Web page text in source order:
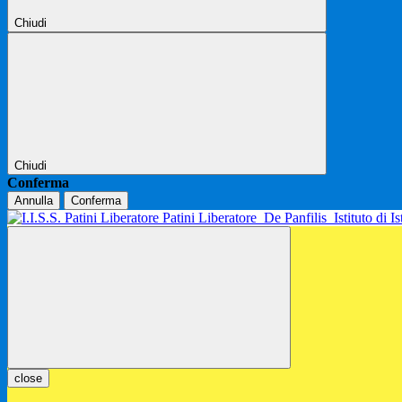
Chiudi
Chiudi
Conferma
Annulla Conferma
Patini Liberatore De Panfilis Istituto di
close